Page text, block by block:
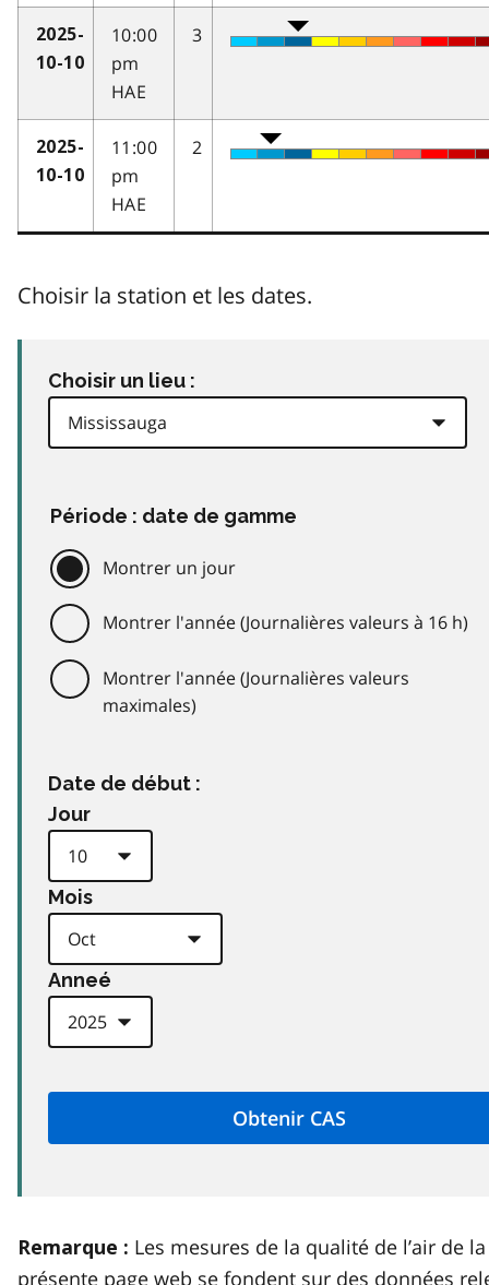
2025-
10-10
10:00
pm
HAE
3
2025-
10-10
11:00
pm
HAE
2
Choisir la station et les dates.
Choisir un lieu :
Période : date de gamme
Montrer un jour
Montrer l'année (Journalières valeurs à 16 h)
Montrer l'année (Journalières valeurs
maximales)
Date de début :
Jour
Mois
Anneé
Remarque : Les mesures de la qualité de l’air de la
présente page web se fondent sur des données